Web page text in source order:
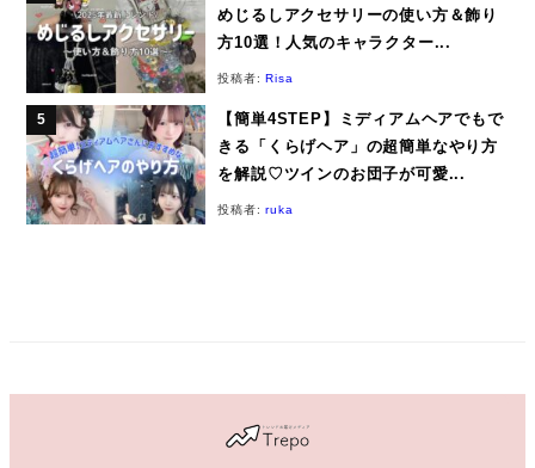
めじるしアクセサリーの使い方＆飾り
方10選！人気のキャラクター...
投稿者:Risa
【簡単4STEP】ミディアムヘアでもで
きる「くらげヘア」の超簡単なやり方
を解説♡ツインのお団子が可愛...
投稿者:ruka